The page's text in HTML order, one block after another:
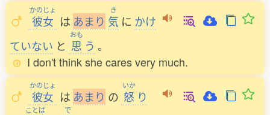
かのじょ
彼女 は あまり
き
気 に かけ
ていない と
おも
思 う 。
I don't think she cares very much.
かのじょ
彼女 は あまり の
いか
怒 り
ことば で